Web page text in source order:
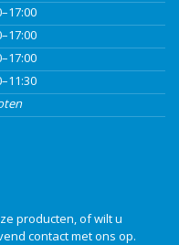
producten, of wilt u
contactmet ons op.